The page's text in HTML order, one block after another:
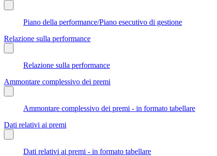
Piano della performance/Piano esecutivo di gestione
Relazione sulla performance
Relazione sulla performance
Ammontare complessivo dei premi
Ammontare complessivo dei premi - in formato tabellare
Dati relativi ai premi
Dati relativi ai premi - in formato tabellare